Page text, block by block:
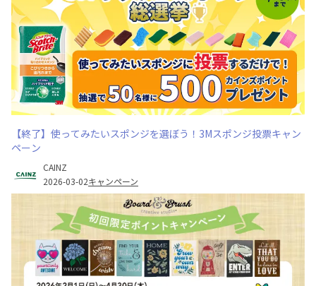
【終了】使ってみたいスポンジを選ぼう！3Mスポンジ投票キャン
ペーン
CAINZ
2026-03-02キャンペーン